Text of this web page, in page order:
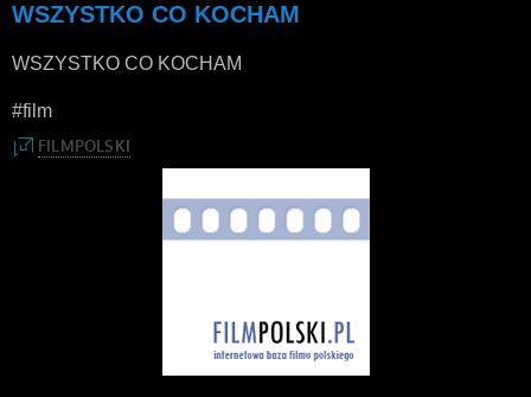
WSZYSTKO CO KOCHAM
WSZYSTKO CO KOCHAM
#film